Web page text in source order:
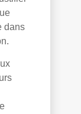
dans